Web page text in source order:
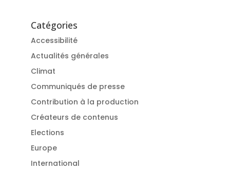
Catégories
Accessibilité
Actualités générales
Climat
Communiqués de presse
Contribution à la production
Créateurs de contenus
Elections
Europe
International